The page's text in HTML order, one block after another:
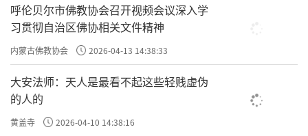
呼伦贝尔市佛教协会召开视频会议深入学
习贯彻自治区佛协相关文件精神
内蒙古佛教协会 2026-04-13 14:38:33
大安法师：天人是最看不起这些轻贱虚伪
的人的
黄盖寺 2026-04-10 14:38:16